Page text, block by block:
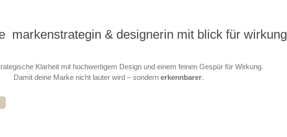
markenstrategin & designerin mit blick für wirkung
Klarheit mit hochwertigem Design und einem feinen Gespür für Wirkung.
Damit deine Marke nicht lauter wird – sondern erkennbarer.